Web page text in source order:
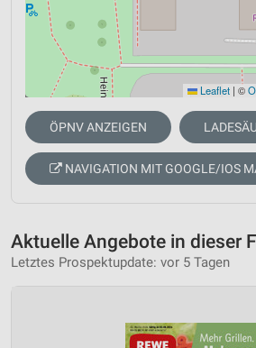
Leaflet | ©
ÖPNV ANZEIGEN
NAVIGATION MIT GOOGLE/IOS
Aktuelle Angebote in dieser
Letztes Prospektupdate: vor 5 Tagen